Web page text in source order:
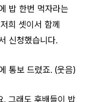
밥 한번 먹자라는
희 셋이서 함께
신청했습니다.
통보 드렸죠. (웃음)
. 그래도 후배들이 밥